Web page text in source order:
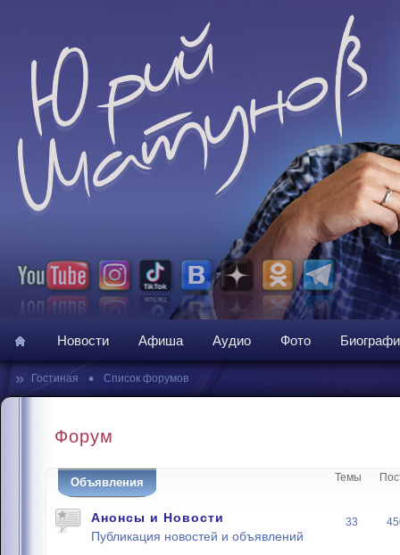
Новости Афиша Аудио Фото
» Гостиная • Список форумов
Форум
Объявления Темы
Анонсы и Новости
Публикация новостей и объявлений
33